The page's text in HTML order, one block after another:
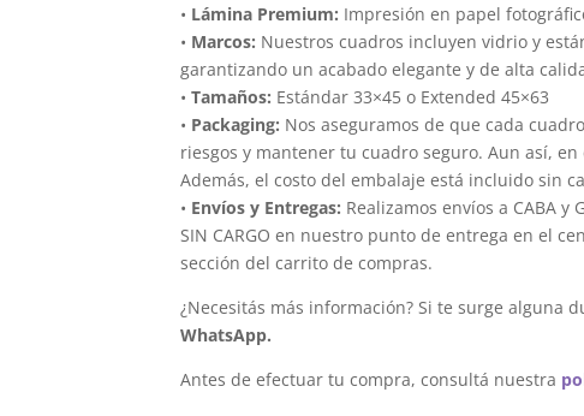
• Lámina Premium: Impresión en papel
• Marcos: Nuestros cuadros incluyen vidrio y
garantizando un acabado elegante y de alta
•Tamaños: Estándar 33×45 o Extended 45×63
• Packaging: Nos aseguramos de que cada
riesgos y mantener tu cuadro seguro. Aun así,
Además, el costo del embalaje está incluido sin
• Envíos y Entregas: Realizamos envíos a CABA
SIN CARGO en nuestro punto de entrega en el
sección del carrito de compras.
¿Necesitás más información? Si te surge alguna
WhatsApp.
Antes de efectuar tu compra, consultá nuestra